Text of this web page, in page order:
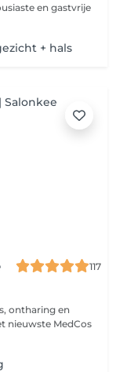
en gastvrije
+ hals
117
ontharing en
nieuwste MedCos